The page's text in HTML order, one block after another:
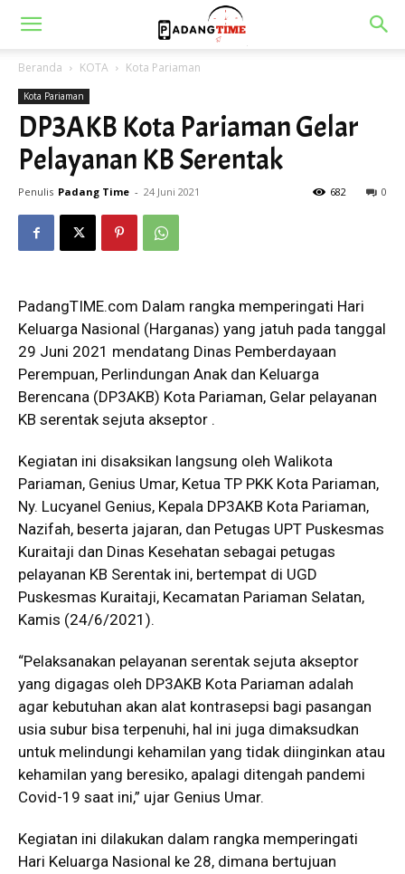
Beranda KOTA Kota Pariaman
Kota Pariaman
DP3AKB Kota Pariaman Gelar
Pelayanan KB Serentak
Penulis Padang Time - 24 Juni 2021 0
682
PadangTIME.com Dalam rangka memperingati Hari
Keluarga Nasional (Harganas) yang jatuh pada tanggal
29 Juni 2021 mendatang Dinas Pemberdayaan
Perempuan, Perlindungan Anak dan Keluarga
Berencana (DP3AKB) Kota Pariaman, Gelar pelayanan
KB serentak sejuta akseptor .
Kegiatan ini disaksikan langsung oleh Walikota
Pariaman, Genius Umar, Ketua TP PKK Kota Pariaman,
Ny. Lucyanel Genius, Kepala DP3AKB Kota Pariaman,
Nazifah, beserta jajaran, dan Petugas UPT Puskesmas
Kuraitaji dan Dinas Kesehatan sebagai petugas
pelayanan KB Serentak ini, bertempat di UGD
Puskesmas Kuraitaji, Kecamatan Pariaman Selatan,
Kamis (24/6/2021).
“Pelaksanakan pelayanan serentak sejuta akseptor
yang digagas oleh DP3AKB Kota Pariaman adalah
agar kebutuhan akan alat kontrasepsi bagi pasangan
usia subur bisa terpenuhi, hal ini juga dimaksudkan
untuk melindungi kehamilan yang tidak diinginkan atau
kehamilan yang beresiko, apalagi ditengah pandemi
Covid-19 saat ini,” ujar Genius Umar.
Kegiatan ini dilakukan dalam rangka memperingati
Hari Keluarga Nasional ke 28, dimana bertujuan